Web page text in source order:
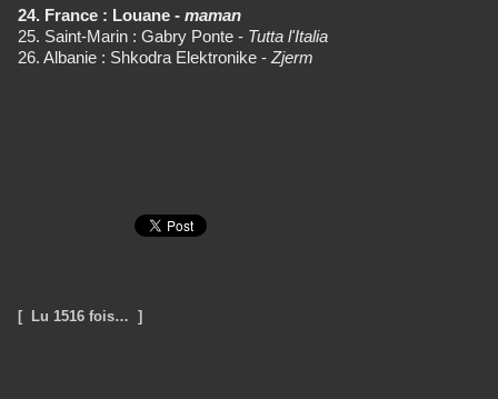
24. France : Louane - maman
25. Saint-Marin : Gabry Ponte - Tutta l'Italia
26. Albanie : Shkodra Elektronike -Zjerm
[ Lu 1516 fois… ]